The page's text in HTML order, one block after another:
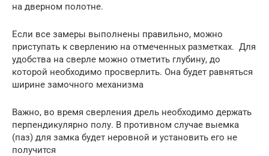
на дверном полотне.
Если все замеры выполнены правильно, можно
приступать к сверлению на отмеченных разметках. Для
удобства на сверле можно отметить глубину, до
которой необходимо просверлить. Она будет равняться
ширине замочного механизма
Важно, во время сверления дрель необходимо держать
перпендикулярно полу. В противном случае выемка
(паз) для замка будет неровной и установить его не
получится